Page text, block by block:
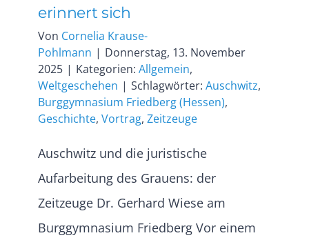
erinnert sich
Von Cornelia Krause-
Pohlmann | Donnerstag, 13. November
2025 | Kategorien: Allgemein,
Weltgeschehen | Schlagwörter: Auschwitz,
Burggymnasium Friedberg (Hessen),
Geschichte, Vortrag, Zeitzeuge
Auschwitz und die juristische
Aufarbeitung des Grauens: der
Zeitzeuge Dr. Gerhard Wiese am
Burggymnasium Friedberg Vor einem